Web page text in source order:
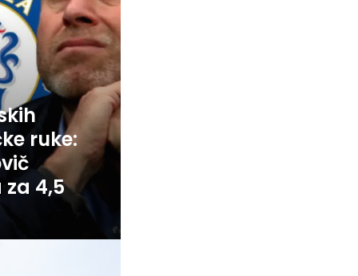
ruke:
4,5